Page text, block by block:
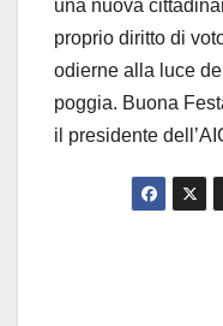
una nuova
proprio diritto di
odierne alla luce
poggia. Buona
il presidente